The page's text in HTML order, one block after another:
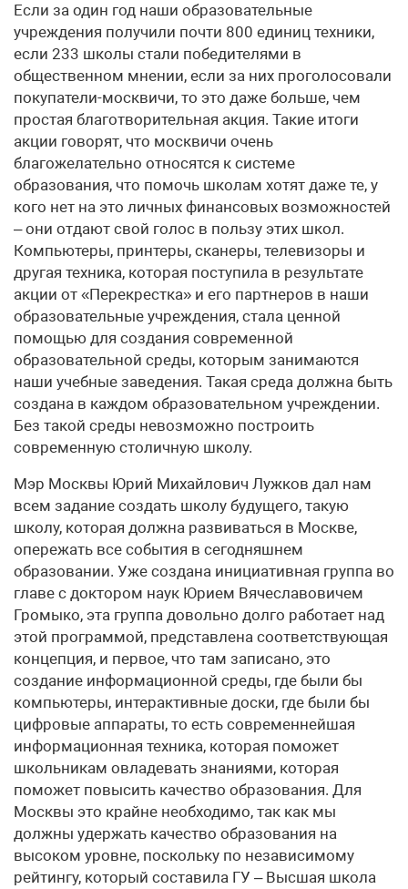
Если за один год наши образовательные
учреждения получили почти 800 единиц техники,
если 233 школы стали победителями в
общественном мнении, если за них проголосовали
покупатели-москвичи, то это даже больше, чем
простая благотворительная акция. Такие итоги
акции говорят, что москвичи очень
благожелательно относятся к системе
образования, что помочь школам хотят даже те, у
кого нет на это личных финансовых возможностей
– они отдают свой голос в пользу этих школ.
Компьютеры, принтеры, сканеры, телевизоры и
другая техника, которая поступила в результате
акции от «Перекрестка» и его партнеров в наши
образовательные учреждения, стала ценной
помощью для создания современной
образовательной среды, которым занимаются
наши учебные заведения. Такая среда должна быть
создана в каждом образовательном учреждении.
Без такой среды невозможно построить
современную столичную школу.
Мэр Москвы Юрий Михайлович Лужков дал нам
всем задание создать школу будущего, такую
школу, которая должна развиваться в Москве,
опережать все события в сегодняшнем
образовании. Уже создана инициативная группа во
главе с доктором наук Юрием Вячеславовичем
Громыко, эта группа довольно долго работает над
этой программой, представлена соответствующая
концепция, и первое, что там записано, это
создание информационной среды, где были бы
компьютеры, интерактивные доски, где были бы
цифровые аппараты, то есть современнейшая
информационная техника, которая поможет
школьникам овладевать знаниями, которая
поможет повысить качество образования. Для
Москвы это крайне необходимо, так как мы
должны удержать качество образования на
высоком уровне, поскольку по независимому
рейтингу, который составила ГУ – Высшая школа